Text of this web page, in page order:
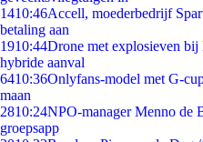
1410:46Accell, moederbedrijf
betaling aan
1910:44Drone met explosieven
hybride aanval
6410:36Onlyfans-model met G-
maan
2810:24NPO-manager Menno de
groepsapp